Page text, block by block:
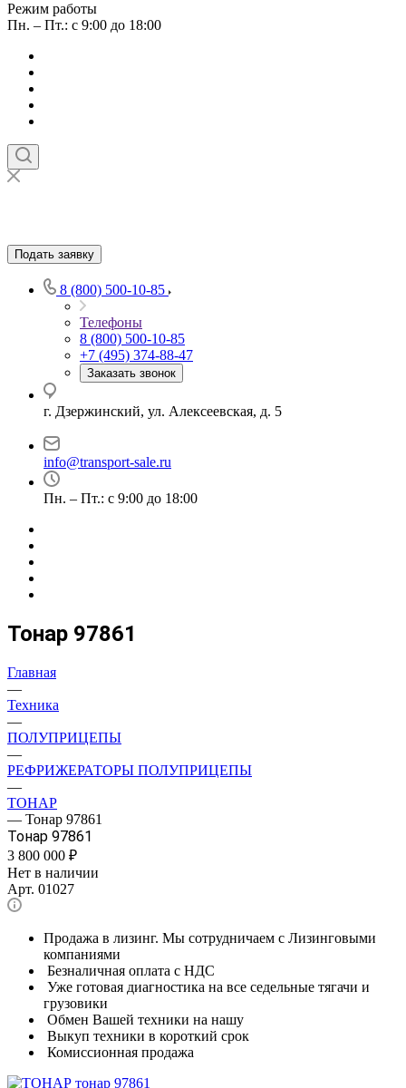
Режим работы
Пн. – Пт.: с 9:00 до 18:00
Подать заявку
8 (800) 500-10-85
Телефоны
8 (800) 500-10-85
+7 (495) 374-88-47
Заказать звонок
г. Дзержинский, ул. Алексеевская, д. 5
info@transport-sale.ru
Пн. – Пт.: с 9:00 до 18:00
Тонар 97861
Главная
—
Техника
—
ПОЛУПРИЦЕПЫ
—
РЕФРИЖЕРАТОРЫ ПОЛУПРИЦЕПЫ
—
ТОНАР
— Тонар 97861
Тонар 97861
3 800 000 ₽
Нет в наличии
Арт. 01027
Продажа в лизинг. Мы сотрудничаем с Лизинговыми
компаниями
Безналичная оплата с НДС
Уже готовая диагностика на все седельные тягачи и
грузовики
Обмен Вашей техники на нашу
Выкуп техники в короткий срок
Комиссионная продажа